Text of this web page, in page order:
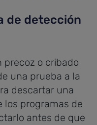
de detección
precoz o cribado
una prueba a la
descartar una
los programas de
antes de que